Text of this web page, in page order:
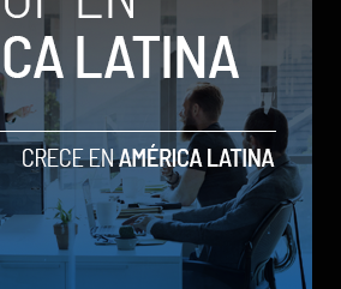
extiende las cuentas
para menores a su plan
en seis países
Work: el nuevo asistente
que promete mejorar la
laboral